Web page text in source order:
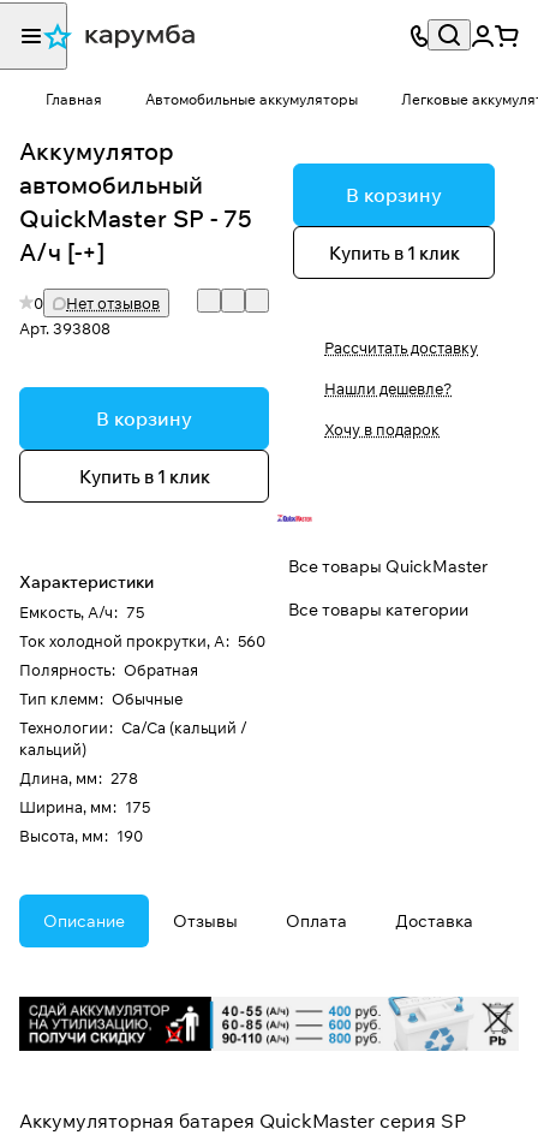
Главная Автомобильные аккумуляторы Легковые
Аккумулятор
автомобильный
QuickMaster SP - 75
A/ч [-+]
0
Нет отзывов
Арт.393808
В корзину
Купить в 1 клик
Характеристики
Емкость, А/ч: 75
Ток холодной прокрутки, А: 560
Полярность: Обратная
Тип клемм: Обычные
Технологии: Ca/Ca (кальций /
кальций)
Длина, мм: 278
Ширина, мм: 175
Высота, мм: 190
В корзину
Купить в 1 клик
Рассчитать доставку
Нашли дешевле?
Хочу в подарок
Все товары QuickMaster
Все товары категории
Описание Отзывы Оплата Доставка
Аккумуляторная батарея QuickMaster серия SP